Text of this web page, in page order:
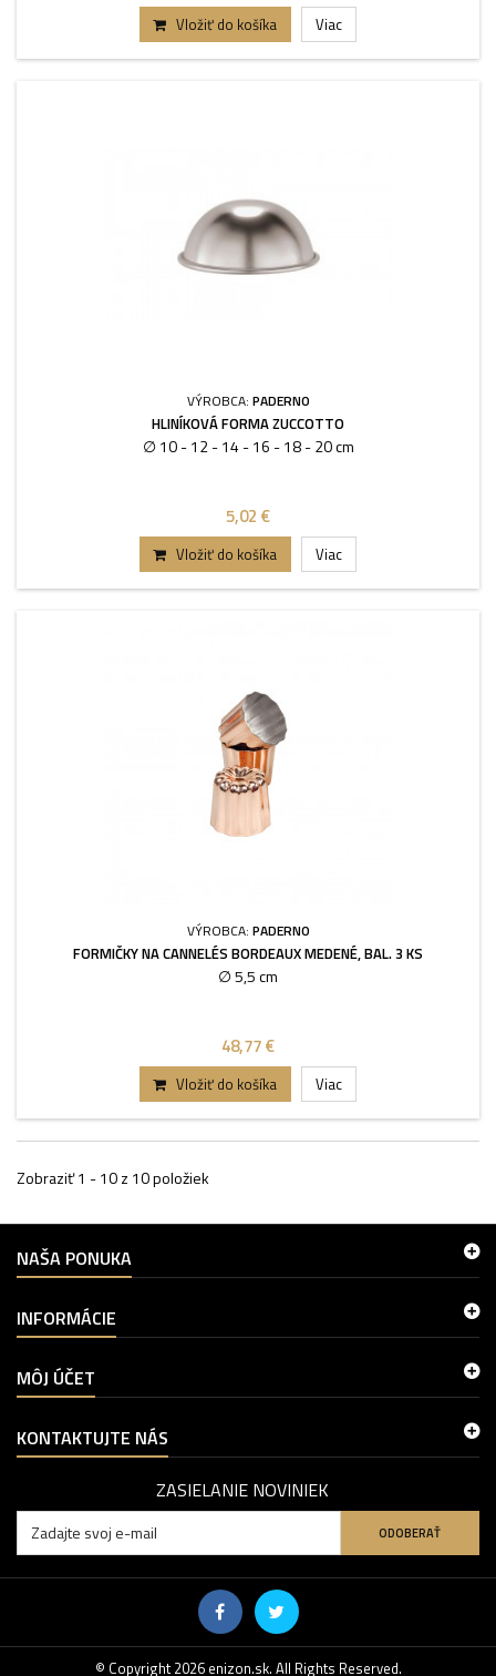
Vložiť do košíka Viac
VÝROBCA: PADERNO
HLINÍKOVÁ FORMA ZUCCOTTO
∅ 10 - 12 - 14 - 16 - 18 - 20 cm
5,02 €
Vložiť do košíka Viac
VÝROBCA: PADERNO
FORMIČKY NA CANNELÉS BORDEAUX MEDENÉ, BAL. 3 KS
∅ 5,5 cm
48,77 €
Vložiť do košíka Viac
Zobraziť 1 - 10 z 10 položiek
NAŠA PONUKA
INFORMÁCIE
© Copyright 2026 enizon.sk. All Rights Reserved.
MÔJ ÚČET
KONTAKTUJTE NÁS
ZASIELANIE NOVINIEK
ODOBERAŤ